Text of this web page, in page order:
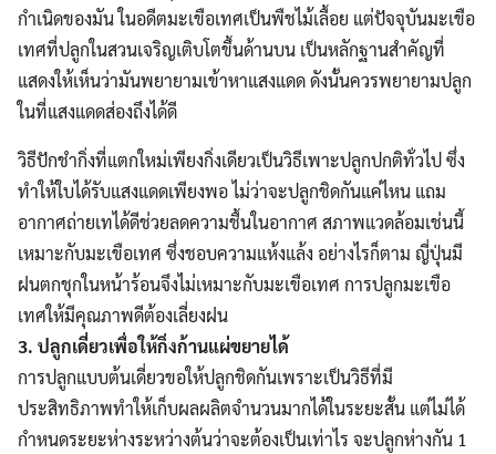
Search
for: Search
กำเนิดของมัน ในอดีตมะเขือเทศเป็นพืชไม้เลื้อย แต่ปัจจุบันมะเขือ
เทศที่ปลูกในสวนเจริญเติบโตขึ้นด้านบน เป็นหลักฐานสำคัญที่
แสดงให้เห็นว่ามันพยายามเข้าหาแสงแดด ดังนั้นควรพยายามปลูก
ในที่แสงแดดส่องถึงได้ดี
วิธีปักชำกิ่งที่แตกใหม่เพียงกิ่งเดียวเป็นวิธีเพาะปลูกปกติทั่วไป ซึ่ง
ทำให้ใบได้รับแสงแดดเพียงพอ ไม่ว่าจะปลูกชิดกันแค่ไหน แถม
อากาศถ่ายเทได้ดีช่วยลดความชื้นในอากาศ สภาพแวดล้อมเช่นนี้
เหมาะกับมะเขือเทศ ซึ่งชอบความแห้งแล้ง อย่างไรก็ตาม ญี่ปุ่นมี
ฝนตกชุกในหน้าร้อนจึงไม่เหมาะกับมะเขือเทศ การปลูกมะเขือ
เทศให้มีคุณภาพดีต้องเลี่ยงฝน
3. ปลูกเดี่ยวเพื่อให้กิ่งก้านแผ่ขยายได้
การปลูกแบบต้นเดี่ยวขอให้ปลูกชิดกันเพราะเป็นวิธีที่มี
ประสิทธิภาพทำให้เก็บผลผลิตจำนวนมากได้ในระยะสั้น แต่ไม่ได้
กำหนดระยะห่างระหว่างต้นว่าจะต้องเป็นเท่าไร จะปลูกห่างกัน 1